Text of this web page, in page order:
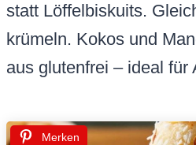
statt Löffelbiskuits.
krümeln. Kokos und
aus glutenfrei – ideal für
Merken